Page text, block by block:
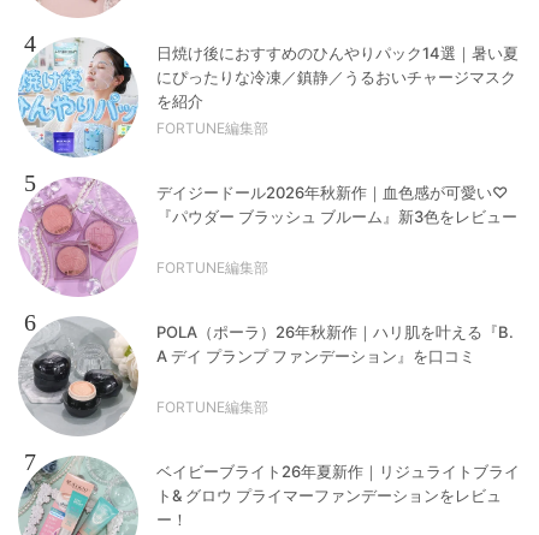
4
日焼け後におすすめのひんやりパック14選｜暑い夏
にぴったりな冷凍／鎮静／うるおいチャージマスク
を紹介
FORTUNE編集部
5
デイジードール2026年秋新作｜血色感が可愛い♡
『パウダー ブラッシュ ブルーム』新3色をレビュー
FORTUNE編集部
6
POLA（ポーラ）26年秋新作｜ハリ肌を叶える『B.
A デイ プランプ ファンデーション』を口コミ
FORTUNE編集部
7
ベイビーブライト26年夏新作｜リジュライトブライ
ト& グロウ プライマーファンデーションをレビュ
ー！